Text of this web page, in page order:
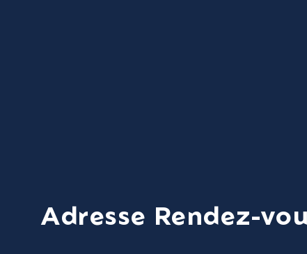
Adresse Rendez-